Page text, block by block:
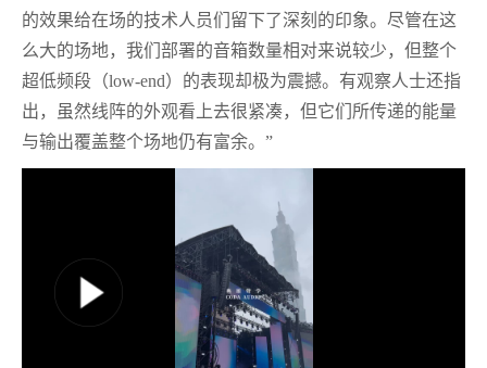
的效果给在场的技术人员们留下了深刻的印象。尽管在这
么大的场地，我们部署的音箱数量相对来说较少，但整个
超低频段（low-end）的表现却极为震撼。有观察人士还指
出，虽然线阵的外观看上去很紧凑，但它们所传递的能量
与输出覆盖整个场地仍有富余。”